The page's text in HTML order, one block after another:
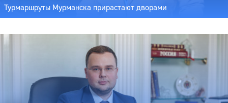
Турмаршруты Мурманска прирастают дворами